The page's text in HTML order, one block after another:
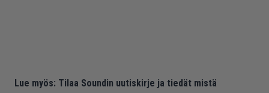
Lue myös: Tilaa Soundin uutiskirje ja tiedät mistä